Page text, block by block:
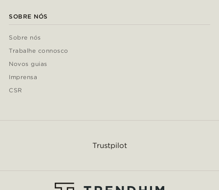
SOBRE NÓS
Sobre nós
Trabalhe connosco
Novos guias
Imprensa
CSR
Trustpilot